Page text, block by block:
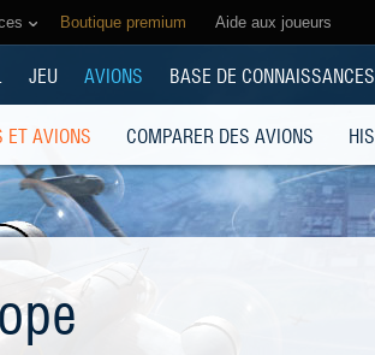
Boutique premium Aide aux joueurs
JEU AVIONS BASE DE CONNAISSANCES
ET AVIONS COMPARER DES AVIONS